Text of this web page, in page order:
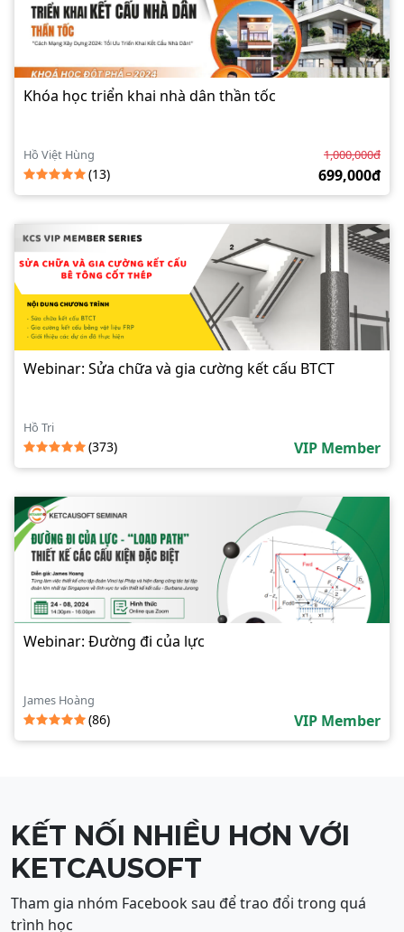
Khóa học triển khai nhà dân thần tốc
Hồ Việt Hùng 1,000,000đ
(13) 699,000đ
Webinar: Sửa chữa và gia cường kết cấu BTCT
Hồ Tri
(373) VIP Member
Webinar: Đường đi của lực
James Hoàng
(86) VIP Member
KẾT NỐI NHIỀU HƠN VỚI
KETCAUSOFT
Tham gia nhóm Facebook sau để trao đổi trong quá
trình học